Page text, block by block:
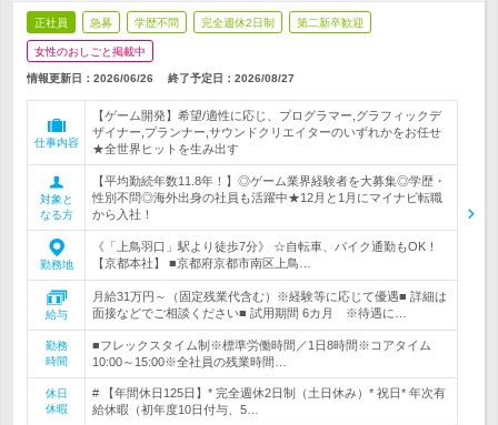
正社員 急募 学歴不問 完全週休2日制 第二新卒歓迎
女性のおしごと掲載中
情報更新日：2026/06/26 終了予定日： 2026/08/27
仕事内容
【ゲーム開発】希望/適性に応じ、プログラマー,グラフィックデ
ザイナー,プランナー,サウンドクリエイターのいずれかをお任せ
★全世界ヒットを生み出す
対象と
なる方
【平均勤続年数11.8年！】◎ゲーム業界経験者を大募集◎学歴・
性別不問◎海外出身の社員も活躍中★12月と1月にマイナビ転職
から入社！
勤務地
《「上鳥羽口」駅より徒歩7分》 ☆自転車、バイク通勤もOK！
【京都本社】 ■京都府京都市南区上鳥…
給与
月給31万円～（固定残業代含む）※経験等に応じて優遇■ 詳細は
面接などでご相談ください■ 試用期間 6カ月 ※待遇に…
勤務
時間
■フレックスタイム制※標準労働時間／1日8時間※コアタイム
10:00～15:00※全社員の残業時間…
休日
休暇
# 【年間休日125日】* 完全週休2日制（土日休み）* 祝日* 年次有
給休暇（初年度10日付与、5…